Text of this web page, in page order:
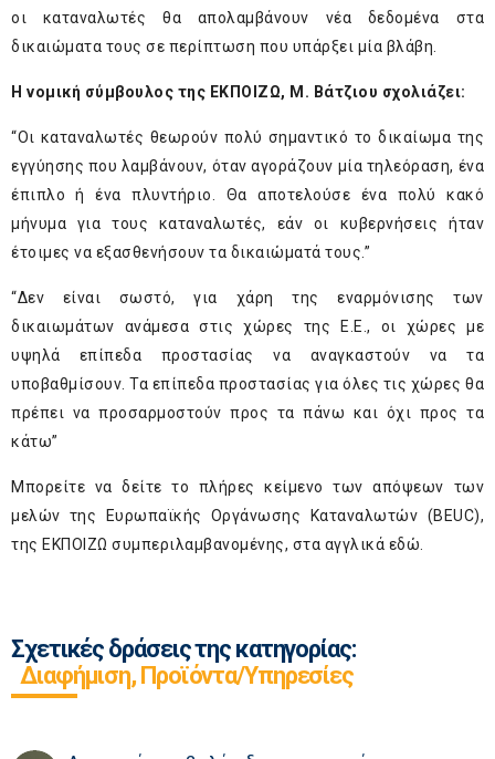
οι καταναλωτές θα απολαμβάνουν νέα δεδομένα στα
δικαιώματα τους σε περίπτωση που υπάρξει μία βλάβη.
Η νομική σύμβουλος της ΕΚΠΟΙΖΩ, Μ. Βάτζιου σχολιάζει:
“Οι καταναλωτές θεωρούν πολύ σημαντικό το δικαίωμα της
εγγύησης που λαμβάνουν, όταν αγοράζουν μία τηλεόραση, ένα
έπιπλο ή ένα πλυντήριο. Θα αποτελούσε ένα πολύ κακό
μήνυμα για τους καταναλωτές, εάν οι κυβερνήσεις ήταν
έτοιμες να εξασθενήσουν τα δικαιώματά τους.”
“Δεν είναι σωστό, για χάρη της εναρμόνισης των
δικαιωμάτων ανάμεσα στις χώρες της Ε.Ε., οι χώρες με
υψηλά επίπεδα προστασίας να αναγκαστούν να τα
υποβαθμίσουν. Τα επίπεδα προστασίας για όλες τις χώρες θα
πρέπει να προσαρμοστούν προς τα πάνω και όχι προς τα
κάτω”
Μπορείτε να δείτε το πλήρες κείμενο των απόψεων των
μελών της
Ευρωπαϊκής Οργάνωσης Καταναλωτών (BEUC),
της ΕΚΠΟΙΖΩ συμπεριλαμβανομένης, στα αγγλικά εδώ.
Σχετικές δράσεις της κατηγορίας:
Διαφήμιση, Προϊόντα/Υπηρεσίες